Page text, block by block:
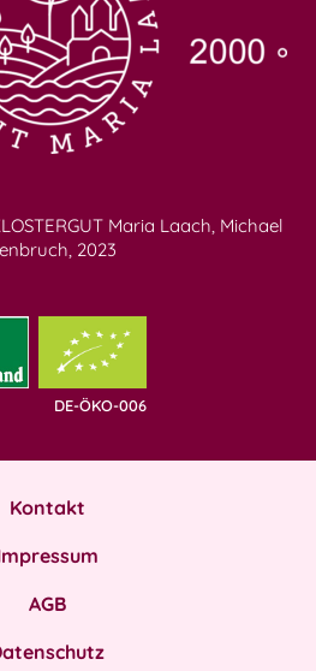
Maria Laach, Michael
2023
DE-ÖKO-006
Kontakt
AGB